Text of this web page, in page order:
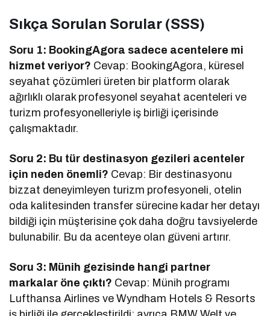
Sıkça Sorulan Sorular (SSS)
Soru 1: BookingAgora sadece acentelere mi
hizmet veriyor? Cevap: BookingAgora, küresel
seyahat çözümleri üreten bir platform olarak
ağırlıklı olarak profesyonel seyahat acenteleri ve
turizm profesyonelleriyle iş birliği içerisinde
çalışmaktadır.
Soru 2: Bu tür destinasyon gezileri acenteler
için neden önemli? Cevap: Bir destinasyonu
bizzat deneyimleyen turizm profesyoneli, otelin
oda kalitesinden transfer sürecine kadar her detayı
bildiği için müşterisine çok daha doğru tavsiyelerde
bulunabilir. Bu da acenteye olan güveni artırır.
Soru 3: Münih gezisinde hangi partner
markalar öne çıktı? Cevap: Münih programı
Lufthansa Airlines ve Wyndham Hotels & Resorts